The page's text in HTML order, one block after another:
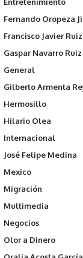
Fernando Oropeza
Francisco Javier
Gaspar Navarro Ruiz
General
Gilberto Armenta
Hermosillo
Hilario Olea
Internacional
José Felipe Medina
Mexico
Migración
Multimedia
Negocios
Olor a Dinero